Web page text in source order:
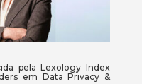
pela Lexology Index
em Data Privacy &